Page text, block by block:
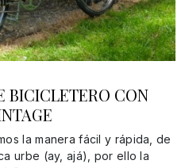
BICICLETERO CON
la manera fácil y rápida, de
urbe (ay, ajá), por ello la